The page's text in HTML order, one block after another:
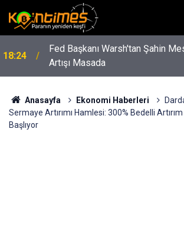
18:24
Fed Başkanı Warsh'tan Şahin
Artışı Masada
Anasayfa Ekonomi Haberleri
Sermaye Artırımı Hamlesi: 300% Bedelli Artırım
Başlıyor